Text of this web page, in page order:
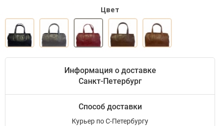
Цвет
Информация о доставке
Санкт-Петербург
Способ доставки
Курьер по С-Петербургу